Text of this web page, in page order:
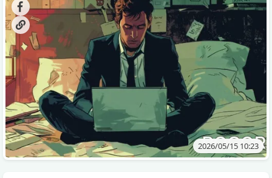
გამოვასწოროთ ისინი.
2026/05/15 10:23